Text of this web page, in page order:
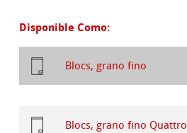
Disponible Como:
Blocs, grano fino
Blocs, grano fino Quattro